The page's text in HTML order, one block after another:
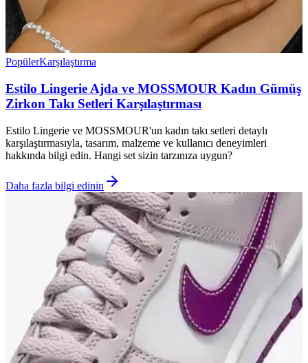
PopülerKarşılaştırma
Estilo Lingerie Ajda ve MOSSMOUR Kadın Gümüş
Zirkon Takı Setleri Karşılaştırması
Estilo Lingerie ve MOSSMOUR'un kadın takı setleri detaylı
karşılaştırmasıyla, tasarım, malzeme ve kullanıcı deneyimleri
hakkında bilgi edin. Hangi set sizin tarzınıza uygun?
Daha fazla bilgi edinin